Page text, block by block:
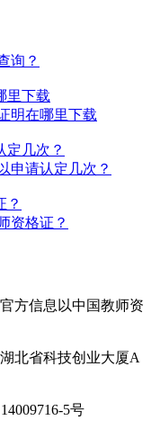
询？
明在哪里下载
申请认定几次？
资格证？
方信息以中国教师资
北省科技创业大厦A
5号